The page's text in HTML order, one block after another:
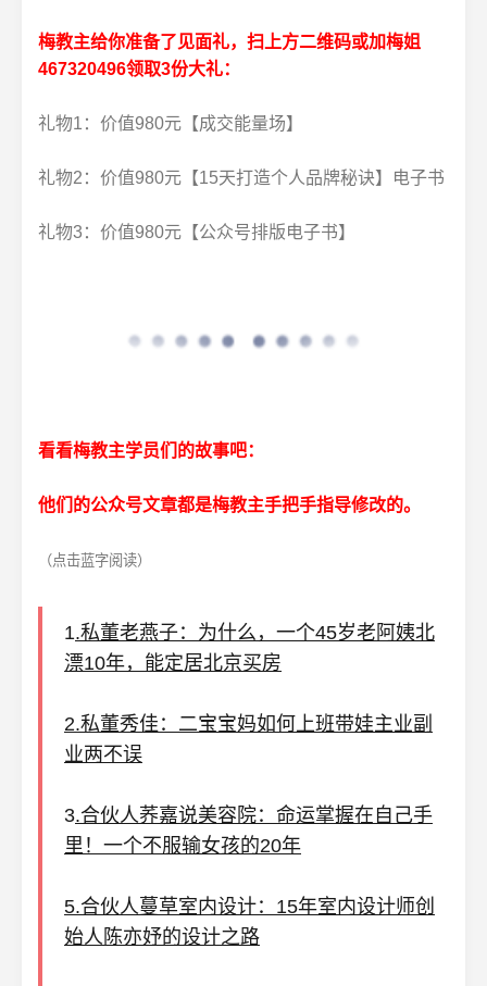
梅教主给你准备了见面礼， 扫上方二维码或加梅姐
467320496领取3份大礼：
礼物1：价值980元【成交能量场】
礼物2：价值980元【15天打造个人品牌秘诀】电子书
礼物3：价值980元【公众号排版电子书】
看看梅教主学员们的故事吧：
他们的公众号文章都是梅教主手把手指导修改的。
（点击蓝字阅读）
1.私董老燕子：为什么，一个45岁老阿姨北
漂10年，能定居北京买房
2.私董秀佳：二宝宝妈如何上班带娃主业副
业两不误
3.合伙人荞嘉说美容院：命运掌握在自己手
里！一个不服输女孩的20年
5.合伙人蔓草室内设计：15年室内设计师创
始人陈亦妤的设计之路